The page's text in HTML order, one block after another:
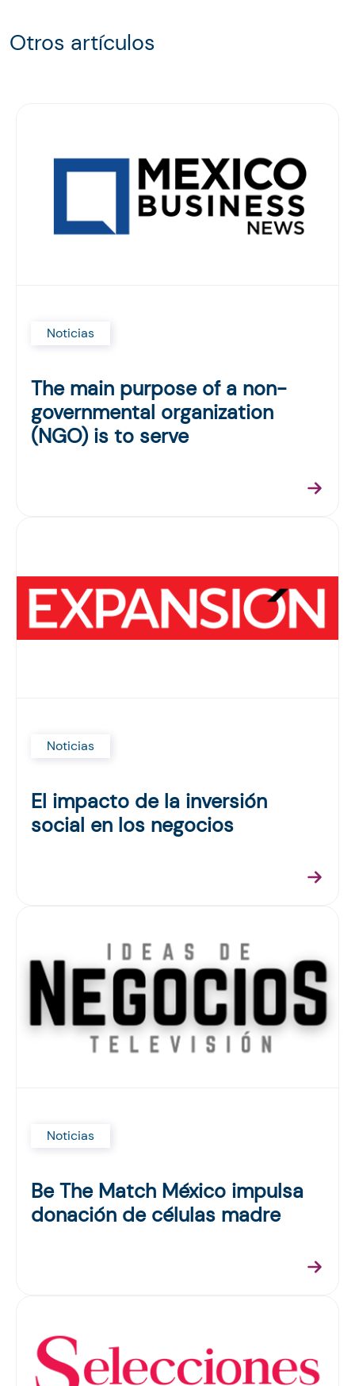
Otros artículos
Noticias
The main purpose of a non-
governmental organization
(NGO) is to serve
Noticias
El impacto de la inversión
social en los negocios
Noticias
Be The Match México impulsa
donación de células madre